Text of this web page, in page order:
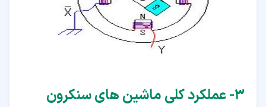
۳‏- عملکرد کلی ماشین های سنکرون